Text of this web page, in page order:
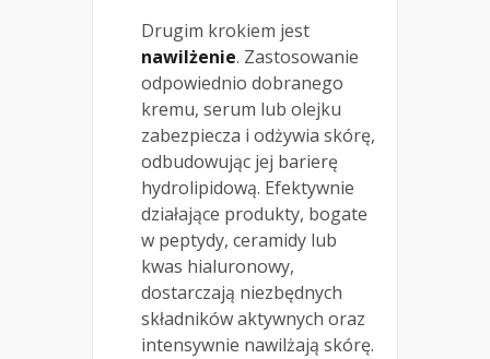
Drugim krokiem jest
nawilżenie. Zastosowanie
odpowiednio dobranego
kremu, serum lub olejku
zabezpiecza i odżywia skórę,
odbudowując jej barierę
hydrolipidową. Efektywnie
działające produkty, bogate
w peptydy, ceramidy lub
kwas hialuronowy,
dostarczają niezbędnych
składników aktywnych oraz
intensywnie nawilżają skórę.